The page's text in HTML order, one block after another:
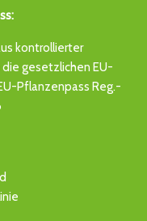
kontrollierter
gesetzlichen EU-
Pflanzenpass Reg.-